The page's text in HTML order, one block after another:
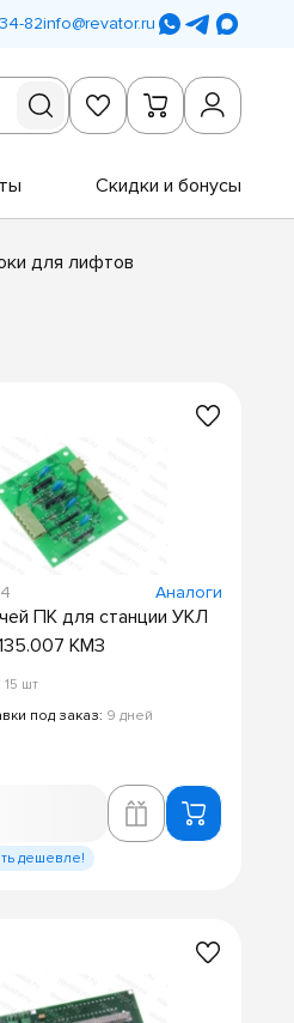
82info@revator.ru
Скидки и бонусы
для лифтов
Аналоги
ПК для станции УКЛ
КМЗ
15 шт
под заказ: 9 дней
дешевле!